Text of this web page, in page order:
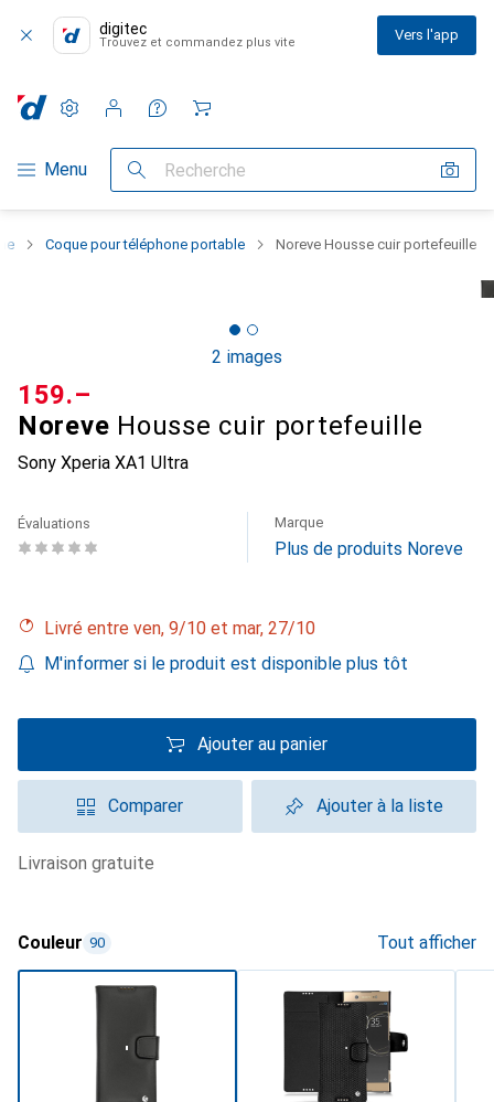
digitec
Trouvez et commandez plus vite Vers l'app
Navigation par catégorie
Menu Recherche
Paramètres
Compte client
Listes de comparaison
Listes d'envies
Panier
Coque pour téléphone portable Noreve Housse cuir portefeuille
2 images
Noreve Housse cuir portefeuille
Sony Xperia XA1 Ultra
CHF
159.–
Évaluations Marque
Plus de produits Noreve
Livré entre ven, 9/10 et mar, 27/10
M'informer si le produit est disponible plus tôt
Ajouter au panier
Comparer Ajouter à la liste
livraison gratuite
Couleur 90 Tout afficher